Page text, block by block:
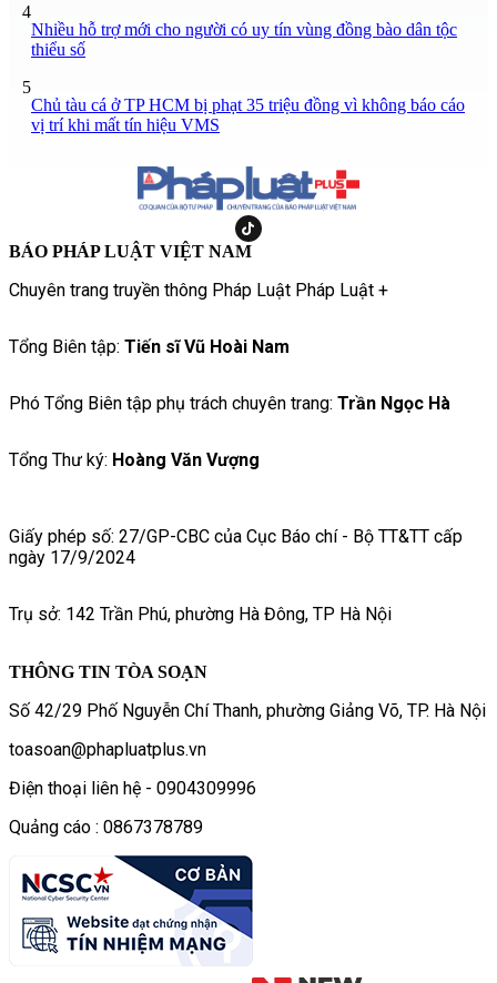
4
Nhiều hỗ trợ mới cho người có uy tín vùng đồng bào dân tộc
thiểu số
5
Chủ tàu cá ở TP HCM bị phạt 35 triệu đồng vì không báo cáo
vị trí khi mất tín hiệu VMS
BÁO PHÁP LUẬT VIỆT NAM
Chuyên trang truyền thông Pháp Luật Pháp Luật +
Tổng Biên tập: Tiến sĩ Vũ Hoài Nam
Phó Tổng Biên tập phụ trách chuyên trang: Trần Ngọc Hà
Tổng Thư ký: Hoàng Văn Vượng
Giấy phép số: 27/GP-CBC của Cục Báo chí - Bộ TT&TT cấp
ngày 17/9/2024
Trụ sở: 142 Trần Phú, phường Hà Đông, TP Hà Nội
THÔNG TIN TÒA SOẠN
Số 42/29 Phố Nguyễn Chí Thanh, phường Giảng Võ, TP. Hà Nội
toasoan@phapluatplus.vn
Điện thoại liên hệ - 0904309996
Quảng cáo : 0867378789